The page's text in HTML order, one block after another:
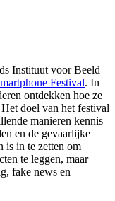
Instituut voor Beeld
Festival. In
ontdekken hoe ze
doel van het festival
manieren kennis
en de gevaarlijke
is in te zetten om
te leggen, maar
fake news en